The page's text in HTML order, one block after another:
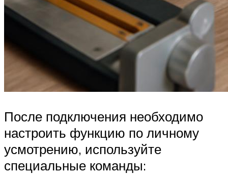
После подключения необходимо
настроить функцию по личному
усмотрению, используйте
специальные команды: